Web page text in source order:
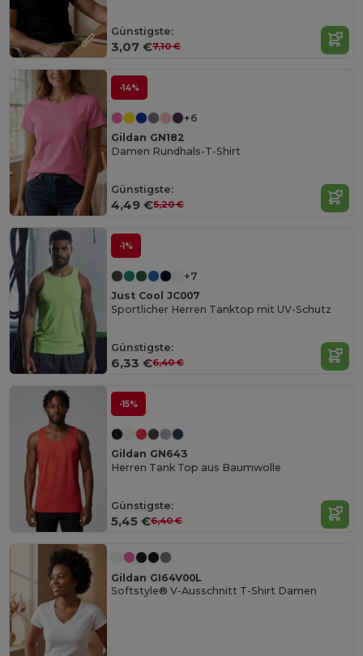
Günstigste:
3,07 €7,10 €
-14%
+6
Gildan GN182
Damen Rundhals-T-Shirt
Günstigste:
4,49 €5,20 €
-1%
+7
Just Cool JC007
Sportlicher Herren Tanktop mit UV-Schutz
Günstigste:
6,33 €6,40 €
-15%
Gildan GN643
Herren Tank Top aus Baumwolle
Günstigste:
5,45 €6,40 €
Gildan GI64V00L
Softstyle® V-Ausschnitt T-Shirt Damen